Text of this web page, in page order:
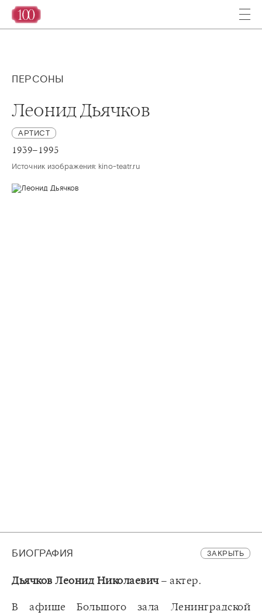
ПЕРСОНЫ
Леонид Дьячков
АРТИСТ
1939–1995
Источник изображения: kino-teatr.ru
БИОГРАФИЯ ЗАКРЫТЬ
Дьячков Леонид Николаевич– актер.
В афише Большого зала Ленинградской